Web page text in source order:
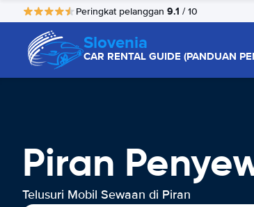
Peringkat pelanggan 9.1 / 10
Slovenia
CAR RENTAL GUIDE (PANDUAN
Piran
Telusuri Mobil Sewaan di Piran